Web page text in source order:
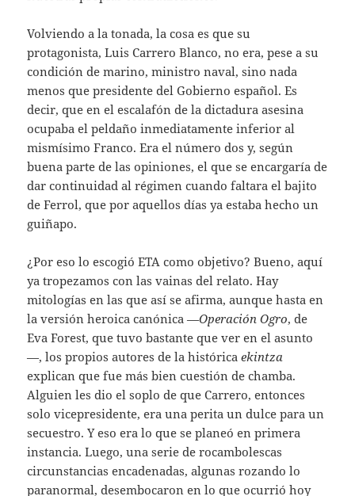
Volviendo a la tonada, la cosa es que su
protagonista, Luis Carrero Blanco, no era, pese a su
condición de marino, ministro naval, sino nada
menos que presidente del Gobierno español. Es
decir, que en el escalafón de la dictadura asesina
ocupaba el peldaño inmediatamente inferior al
mismísimo Franco. Era el número dos y, según
buena parte de las opiniones, el que se encargaría de
dar continuidad al régimen cuando faltara el bajito
de Ferrol, que por aquellos días ya estaba hecho un
guiñapo.
¿Por eso lo escogió ETA como objetivo? Bueno, aquí
ya tropezamos con las vainas del relato. Hay
mitologías en las que así se afirma, aunque hasta en
la versión heroica canónica —Operación Ogro, de
Eva Forest, que tuvo bastante que ver en el asunto
—, los propios autores de la históricaekintza
explican que fue más bien cuestión de chamba.
Alguien les dio el soplo de que Carrero, entonces
solo vicepresidente, era una perita un dulce para un
secuestro. Y eso era lo que se planeó en primera
instancia. Luego, una serie de rocambolescas
circunstancias encadenadas, algunas rozando lo
paranormal, desembocaron en lo que ocurrió hoy